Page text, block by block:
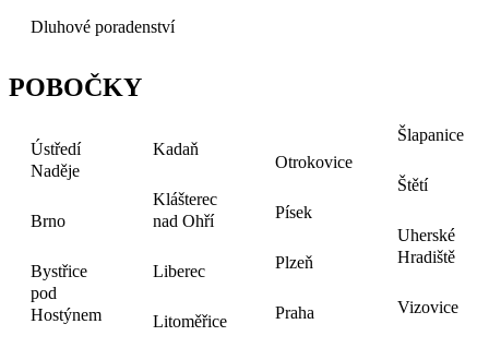
Dluhové poradenství
POBOČKY
Ústředí
Naděje
Brno
Bystřice
pod
Hostýnem
Kadaň
Klášterec
nad Ohří
Liberec
Litoměřice
Otrokovice
Písek
Plzeň
Praha
Šlapanice
Štětí
Uherské
Hradiště
Vizovice